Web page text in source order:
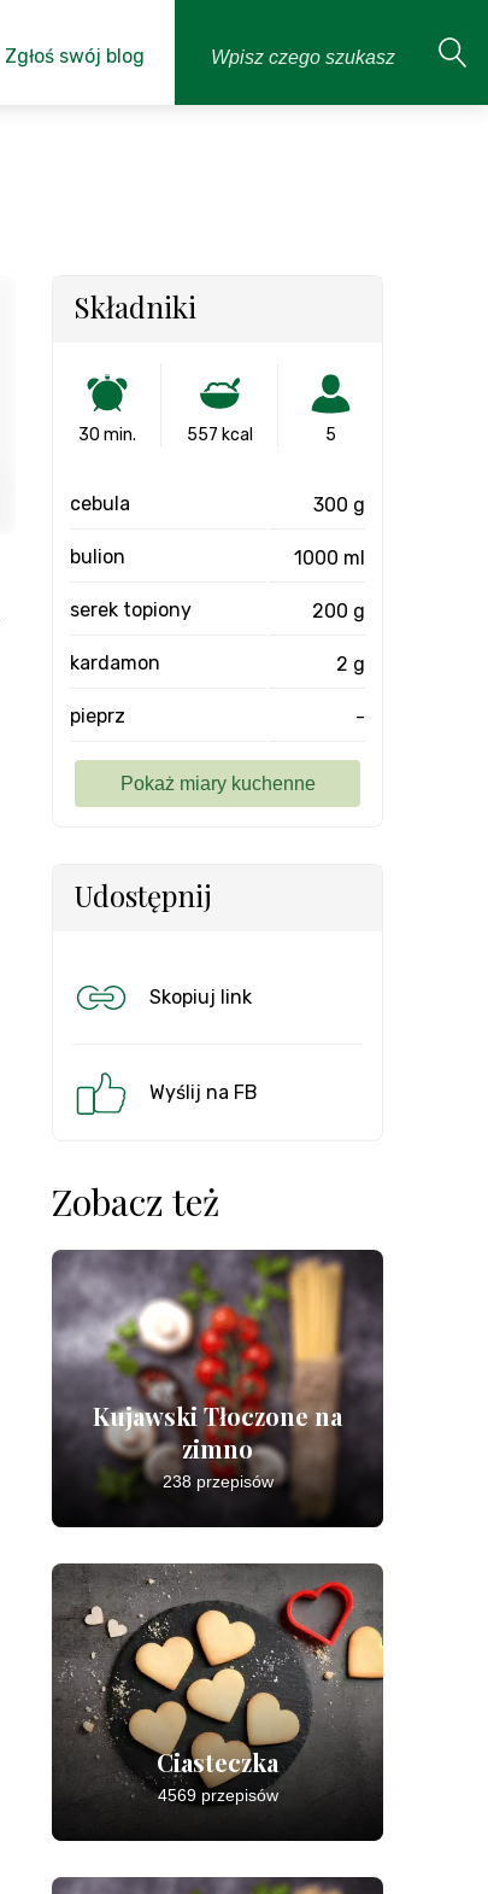
Zgłoś swój blog
Składniki
30 min. 557 kcal 5
cebula 300 g
bulion 1000 ml
serek topiony 200 g
kardamon 2 g
pieprz -
Udostępnij
Skopiuj link
Wyślij na FB
Zobacz też
Kujawski Tłoczone na
zimno
238 przepisów
Ciasteczka
4569 przepisów